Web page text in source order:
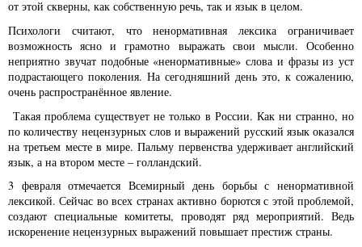
от этой скверны, как собственную речь, так и язык в целом.
Психологи считают, что ненормативная лексика ограничивает
возможность ясно и грамотно выражать свои мысли. Особенно
неприятно звучат подобные «ненормативные» слова и фразы из уст
подрастающего поколения. На сегодняшний день это, к сожалению,
очень распространённое явление.
Такая проблема существует не только в России. Как ни странно, но
по количеству нецензурных слов и выражений русский язык оказался
на третьем месте в мире. Пальму первенства удерживает английский
язык, а на втором месте – голландский.
3 февраля отмечается Всемирный день борьбы с ненормативной
лексикой. Сейчас во всех странах активно борются с этой проблемой,
создают специальные комитеты, проводят ряд мероприятий. Ведь
искоренение нецензурных выражений повышает престиж страны.